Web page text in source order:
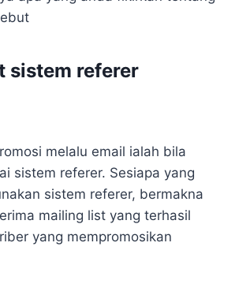
sistem referer
melalu email ialah bila
sistem referer. Sesiapa yang
sistem referer, bermakna
mailing list yang terhasil
yang mempromosikan